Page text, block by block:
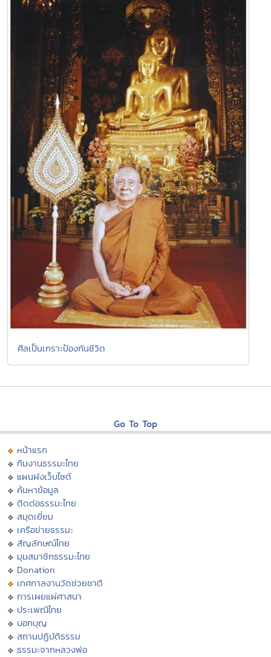
ศีลเป็นเกราะป้องกันชีวิต
Go To Top
หน้าแรก
ทีมงานธรรมะไทย
แผนผังเว็บไซต์
ค้นหาข้อมูล
ติดต่อธรรมะไทย
สมุดเยี่ยม
เครือข่ายธรรมะ
สัญลักษณ์ไทย
มุมสมาชิกธรรมะไทย
Donation
เทศกาลงานวัดช่วยชาติ
การเผยแผ่ศาสนา
ประเพณีไทย
บอกบุญ
สถานปฏิบัติธรรม
ธรรมะจากหลวงพ่อ